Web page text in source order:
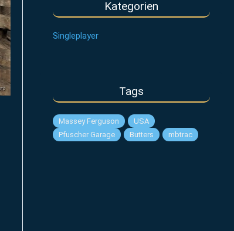
Kategorien
Singleplayer
Tags
Massey Ferguson
USA
Pfuscher Garage
Butters mbtrac